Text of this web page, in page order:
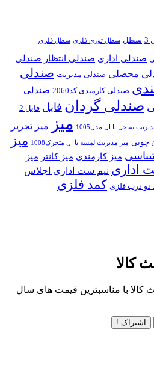
سطل سطل توری فلزی سطل فلزی
صندلی اداری صندلی انتظار صندلی
محصلی صندلی مدیریت صندلی
صندلی کارمندی کد2060
صندلی
صندلی گردان فایل فایل 2
ساحل با ال مدل1005 میز میز تحریر
چوبی میز مدیریت لمسه با ال متحرک1008
میز
میز کارمندی میز کانتر میز
اداری نیم ست اداری اجلاس
دو درب فلزی کمد فلزی
کالا
کالا با مناسبترین قیمت های سال
اشتراک !